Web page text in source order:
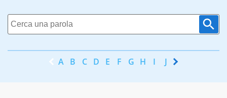
A B C D E F G H I J K